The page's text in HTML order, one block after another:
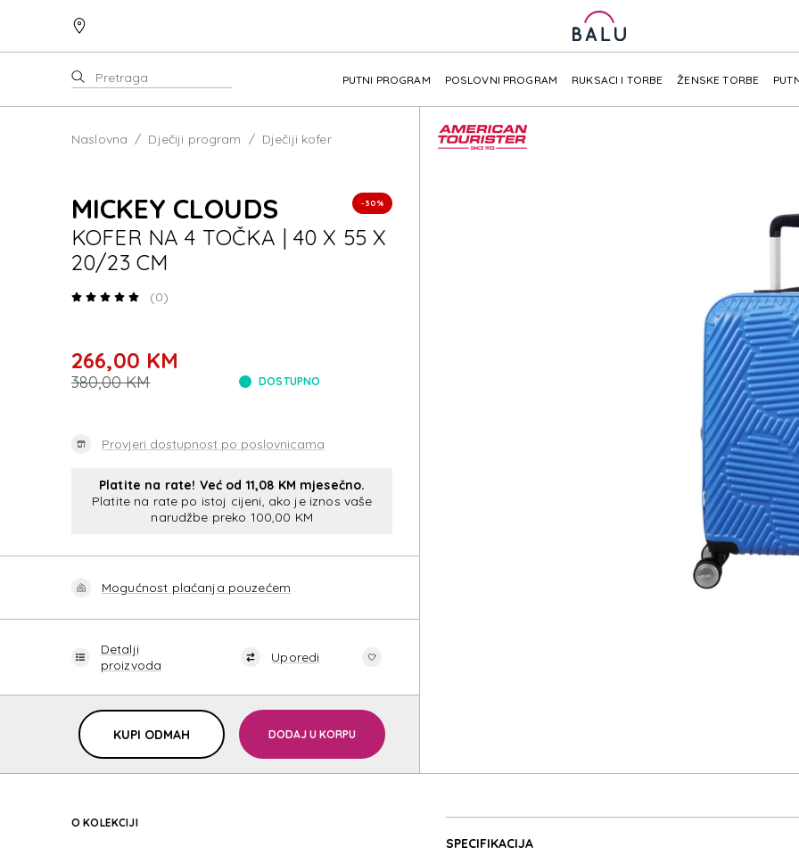
PUTNI PROGRAM POSLOVNI PROGRAM RUKSACI I TORBE ŽENSKE TORBE
Naslovna Dječiji program Dječiji kofer
MICKEY CLOUDS -30%
KOFER NA 4 TOČKA | 40 X 55 X
20/23 CM
(0)
266,00 KM
380,00 KM DOSTUPNO
Provjeri dostupnost po poslovnicama
Platite na rate! Već od 11,08 KM mjesečno.
Platite na rate po istoj cijeni, ako je iznos vaše
narudžbe preko 100,00 KM
Mogućnost plaćanja pouzećem
Detalji
proizvoda
Uporedi
KUPI ODMAH DODAJ U KORPU
O KOLEKCIJI Detalji proizvoda
SPECIFIKACIJA
MICKEY
MICKEY
MICKEY